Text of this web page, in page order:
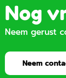
Nog
Neem gerust
Neem